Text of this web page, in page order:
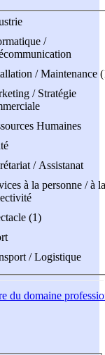
/
/ Maintenance
/ Stratégie
Humaines
/ Assistanat
à la personne / à la
(1)
/ Logistique
du domaine